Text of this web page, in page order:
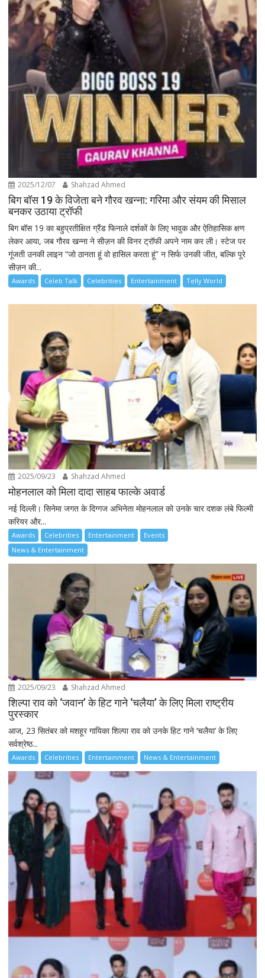
2025/12/07 Shahzad Ahmed
बिग बॉस 19 के विजेता बने गौरव खन्ना: गरिमा और संयम की मिसाल
बनकर उठाया ट्रॉफी
बिग बॉस 19 का बहुप्रतीक्षित ग्रैंड फिनाले दर्शकों के लिए भावुक और ऐतिहासिक क्षण
लेकर आया, जब गौरव खन्ना ने सीज़न की विनर ट्रॉफी अपने नाम कर ली। स्टेज पर
गूंजती उनकी लाइन “जो ठानता हूं वो हासिल करता हूं” न सिर्फ उनकी जीत, बल्कि पूरे
सीज़न की...
Awards Celeb Talk Celebrities Entertainment Telly World
2025/09/23 Shahzad Ahmed
मोहनलाल को मिला दादा साहब फाल्के अवार्ड
नई दिल्ली। सिनेमा जगत के दिग्गज अभिनेता मोहनलाल को उनके चार दशक लंबे फिल्मी
करियर और...
Awards Celebrities Entertainment
Events
News & Entertainment
2025/09/23 Shahzad Ahmed
शिल्पा राव को ‘जवान’ के हिट गाने ‘चलैया’ के लिए मिला राष्ट्रीय
पुरस्कार
आज, 23 सितंबर को मशहूर गायिका शिल्पा राव को उनके हिट गाने ‘चलैया’ के लिए
सर्वश्रेष्ठ...
Awards Celebrities Entertainment News & Entertainment